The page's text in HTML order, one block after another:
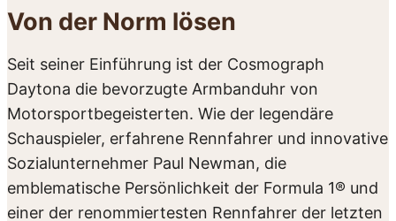
Von der Norm lösen
Seit seiner Einführung ist der Cosmograph
Daytona die bevorzugte Armbanduhr von
Motorsport­begeisterten. Wie der legendäre
Schauspieler, erfahrene Rennfahrer und innovative
Sozial­unternehmer Paul Newman, die
emblematische Persönlichkeit der Formula 1® und
einer der renommiertesten Rennfahrer der letzten